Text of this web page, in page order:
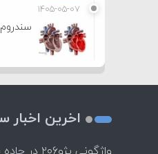
۱۴۰۵-۰۵-۰۷
اخرین اخبار